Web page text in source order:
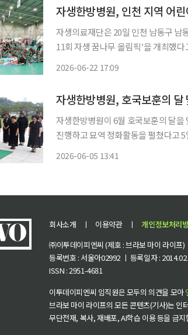
자생한방병원, 인천 지역 어
자생의료재단은 20일 인천 남동구 남
11회 자생 꿈나무 올림픽’을 개최했다고 22일 밝혔다. 자생 꿈
2026-06-22 17:09
자생한방병원, 호국보훈의 달
자생한방병원이 6월 호국보훈의 달을
진행하고 묘역 정화활동을 펼쳤다고 5일 밝혔다. 자생의료재단은 4일
2026-06-05 13:41
회사소개 ㅣ 이용약관 ㅣ 개인정보처리
㈜이투데이피엔씨 (제호 : 브라보 마이 라이
등록번호 : 서울아02992 ㅣ 등록일자 :
ISSN : 2951-4681
이투데이피엔씨 임직원은 모두의 의견을 모아
브라보 마이 라이프의 모든 콘텐츠(기사)는 인
무단전재, 복사, 재배포, AI학습 이용 등을 금지